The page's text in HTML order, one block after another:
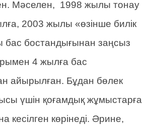
Мәселен, 1998 жылы тонау
2003 жылы «өзінше билік
бас бостандығынан заңсыз
4 жылға бас
айырылған. Бұдан бөлек
үшін қоғамдық жұмыстарға
кесілген көрінеді. Әрине,